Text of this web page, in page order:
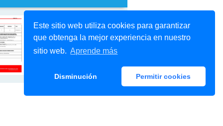
Este sitio web utiliza cookies para garantizar
que obtenga la mejor experiencia en nuestro
sitio web. Aprende más
Disminución Permitir cookies